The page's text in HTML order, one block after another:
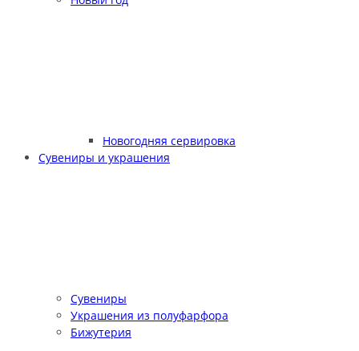
Новогодняя сервировка
Сувениры и украшения
Сувениры
Украшения из полуфарфора
Бижутерия